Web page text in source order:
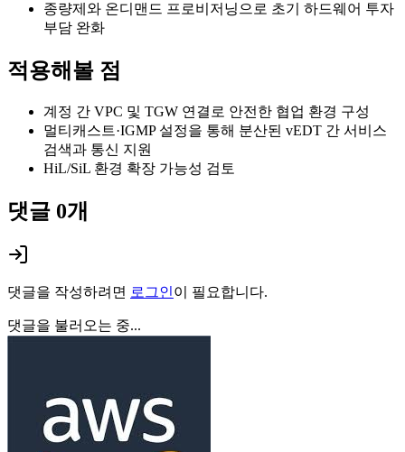
종량제와 온디맨드 프로비저닝으로 초기 하드웨어 투자
부담 완화
적용해볼 점
계정 간 VPC 및 TGW 연결로 안전한 협업 환경 구성
멀티캐스트·IGMP 설정을 통해 분산된 vEDT 간 서비스
검색과 통신 지원
HiL/SiL 환경 확장 가능성 검토
댓글 0개
댓글을 작성하려면 로그인이 필요합니다.
댓글을 불러오는 중...